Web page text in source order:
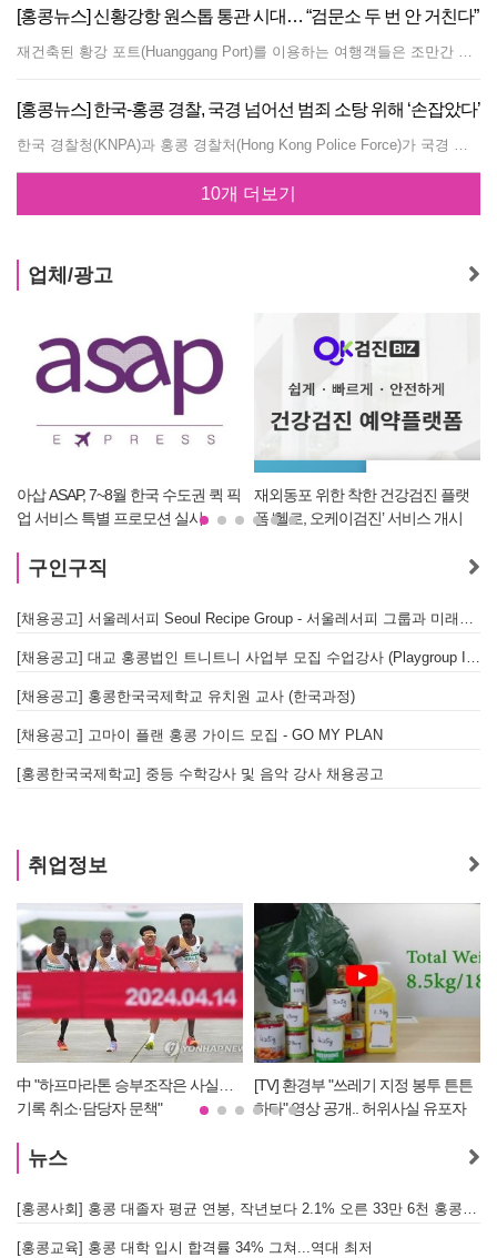
[홍콩뉴스] 신황강항 원스톱 통관 시대… “검문소 두 번 안 거친다”
재건축된 황강 포트(Huanggang Port)를 이용하는 여행객들은 조만간 야외로 나가지 않고도 철도 연결편에서 출입국 심사장으로 이동할 수 있게 된다. 대부분의 경우 줄을 두 번 설 필요도 없어진다. 장기간 기다려온 24시간 간이 통관 검문소가 목요일, 홍콩과 선전 양측이 출입국 관리 시설의 공동 배치(Co-location)를 위한 협정에 서명하면서 개장에 한 걸음 더 가까워졌다. 크리스 탕 핑컹 보안국 장관과 선전시의 로황하오 부시장은 정부 총공서에서 협력 협정에 서명했다. 별도의 협정에 따라 홍콩 정부는 상징적인 연간 임대료 1,000위안(약 20만 원)에 2047년 6월 30일까지 홍콩 포트 구역(Hong Kong Port Area)을 사용할 수 있는 권리를 부여받는다. 홍콩 포트 구역은 금요일 자정부터 특별행정구 관할권에 포함되지만, 이것이 검문소가 즉시 여객에게 개방됨을 의미하지는 않는다. 홍콩과 광둥성 당국은 시스템 테스트, 운영 시뮬레이션, 긴급 대응 훈련을 완료하고 시설과 통관 절차가 안전하고 원활하게 운영될 수 있음을 확인한 후 공식 개장일을 결정할 예정이다. 정식 가동되면 재건축된 황강 포트는 홍콩과 선전을 잇는 가장 중요한 24시간 여객 육상 검문소로 자리매김하게 된다. 초기 설계 용량은 하루 20만 명의 여객 통행이며, 향후 MTR 북부링크 스퍼라인(Northern Link Spur Line)이 개통되면 약 30만 명으로 늘어날 전망이다. 이 철도는 선전의 다층 검문소 건물과 직접 연결되어 국경 간 교통 네트워크에 포트를 더욱 밀접하게 통합하게 된다. 자동화 통로는 세 세트의 게이트로 구성된다. 첫 번째 게이트는 여행 서류를 읽고 통로 이용 자격을 확인하며, 두 번째 게이트는 지문 및 얼굴 이미지와 같은 생체 정보를 수집하고, 세 번째 게이트에서 최종 통관 절차를 완료한다. 이러한 개편을 통해 기존 록마차우-황강(Lok Ma Chau-Huanggang) 검문소에서 약 30분 소요되던 전체 통관 시간이 약 5분으로 단축될 것으로 기대된다. 스마트 검사 장비와 정보 공유 메커니즘도 세관 및 보건 방역 절차에 적용되어, 당국은 반복적인 검사를 줄이는 동시에 국경 안보를 유지한다는 방침이다.
[홍콩뉴스] 한국-홍콩 경찰, 국경 넘어선 범죄 소탕 위해 ‘손잡았다’
한국 경찰청(KNPA)과 홍콩 경찰처(Hong Kong Police Force)가 국경 간 범죄 대응과 전문 훈련 분야에서 전략적 협력을 강화하기 위해 업무협약(MOU)을 체결했다. 이번 협약은 주얏밍 홍콩 경찰처장이 이끄는 대표단이 7월 28일부터 29일까지 서울을 방문한 기간에 체결되었다. 홍콩 대표단은 7월 28일 경찰인재개발원과 경찰대학을 방문해 최신 경찰 교육, 리더십 개발, 전문 교육 현황을 둘러보고 인재 양성과 현대적 치안 관리 경험을 공유했다. 이어 7월 29일에는 유재성 경찰청장 직무대행과 만나 공동 치안 현안을 논의하고, 초국가적 범죄에 대응하기 위한 공조 방안을 담은 MOU에 정식 서명했다. 이번 협력 체계는 마약 밀매, 인신매매, 사이버 범죄, 자금 세탁 등 초국가적 범죄를 겨냥한 공동 작전을 포함하며, 정보 교류와 역량 강화, 전문 훈련을 촉진할 예정이다. 홍콩 경찰처는 이번 협약이 신종 범죄 추세에 대응하려는 양측의 의지를 보여주는 것이며, 치안 강화와 범죄 소탕 능력을 제고할 것으로 기대한다고 밝혔다. 또한 이번 파트너십을 통한 공동 네트워크 활용으로 아시아·태평양 지역 전반의 치안 협력 플랫폼을 확장해 나갈 계획이다. 대표단은 한국의 치안 발전 상황을 파악하기 위해 서울경찰청과 사이버범죄수사대를 방문해 기술 범죄 및 신종 사이버 위협 대응 전략을 살펴보았다. 양측은 혁신 기술을 활용해 치안 효율성을 높이는 방안에 대해서도 경험을 공유했다.
10개 더보기
업체/광고
삽 ASAP, 7~8월 한국 수도권 퀵 픽
서비스 특별 프로모션 실시
재외동포 위한 착한 건강검진 플랫
폼 ‘헬로, 오케이검진’ 서비스 개시
[신
구인구직
[채용공고] 서울레서피 Seoul Recipe Group - 서울레서피 그룹과 미래를 함께할 유능한 인재를 모십니다
[채용공고] 대교 홍콩법인 트니트니 사업부 모집 수업강사 (Playgroup Instructor)
[채용공고] 홍콩한국국제학교 유치원 교사 (한국과정)
[채용공고] 고마이 플랜 홍콩 가이드 모집 - GO MY PLAN
[홍콩한국국제학교] 중등 수학강사 및 음악 강사 채용공고
취업정보
中 "하프마라톤 승부조작은 사실…
기록 취소·담당자 문책"
[TV] 환경부 "쓰레기 지정 봉투 튼튼
하다" 영상 공개.. 허위사실 유포자
뉴스
[홍콩사회] 홍콩 대졸자 평균 연봉, 작년보다 2.1% 오른 33만 6천 홍콩달러 기록
[홍콩교육] 홍콩 대학 입시 합격률 34% 그쳐...역대 최저